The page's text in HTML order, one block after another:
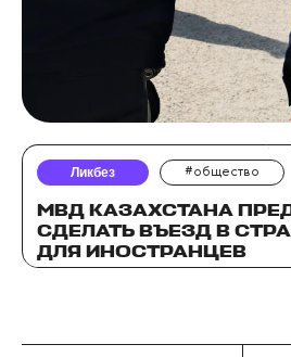
Ликбез #общество
МВД КАЗАХСТАНА
СДЕЛАТЬ ВЪЕЗД В
ДЛЯ ИНОСТРАНЦЕВ